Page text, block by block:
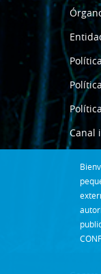
Canal